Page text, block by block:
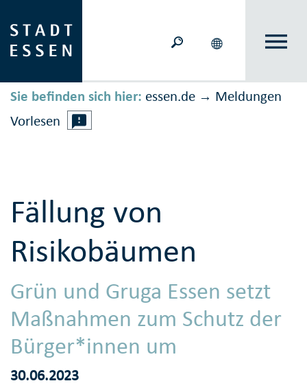
Sie befinden sich hier: essen.de → Meldungen
Vorlesen
Fällung von
Risikobäumen
Grün und Gruga Essen setzt
Maßnahmen zum Schutz der
Bürger*innen um
30.06.2023